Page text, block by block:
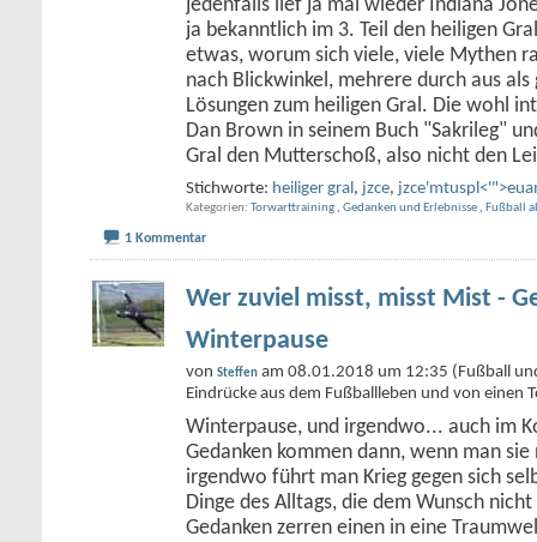
jedenfalls lief ja mal wieder Indiana
ja bekanntlich im 3. Teil den heiligen
etwas, worum sich viele, viele Mythen
nach Blickwinkel, mehrere durch aus als
Lösungen zum heiligen Gral. Die wohl
Dan Brown in seinem Buch "Sakrileg"
Gral den Mutterschoß, also nicht den
Stichworte: heiliger gral , jzce,
Kategorien Torwarttraining , Gedanken und Erlebnisse , Fußball
1 Kommentar
Wer zuviel misst, misst Mist -
Winterpause
von Steffen am 08.01.2018 um 12:35 (Fußball
Eindrücke aus dem Fußballleben und von einen
Winterpause, und irgendwo... auch im
Gedanken kommen dann, wenn man
irgendwo führt man Krieg gegen sich
Dinge des Alltags, die dem Wunsch
Gedanken zerren einen in eine